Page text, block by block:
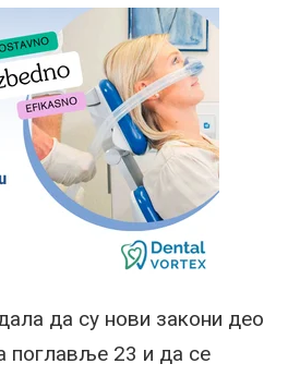
да су нови закони део
поглавље 23 и да се